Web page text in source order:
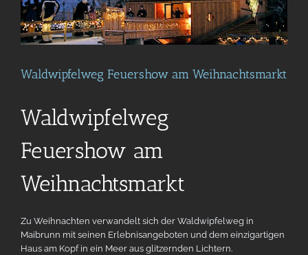
Waldwipfelweg Feuershow am Weihnachtsmarkt
Waldwipfelweg
Feuershow am
Weihnachtsmarkt
Zu Weihnachten verwandelt sich der Waldwipfelweg in
Maibrunn mit seinen Erlebnisangeboten und dem einzigartigen
Haus am Kopf in ein Meer aus glitzernden Lichtern.